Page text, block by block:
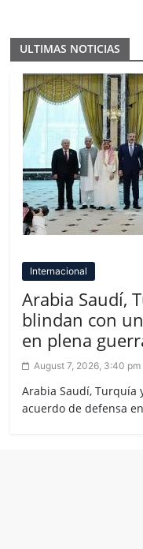
ULTIMAS NOTICIAS
Internacional
Arabia Saudí,
blindan con
en plena
August 7, 2026, 3:40 pm
Arabia Saudí, Turquía
acuerdo de defensa